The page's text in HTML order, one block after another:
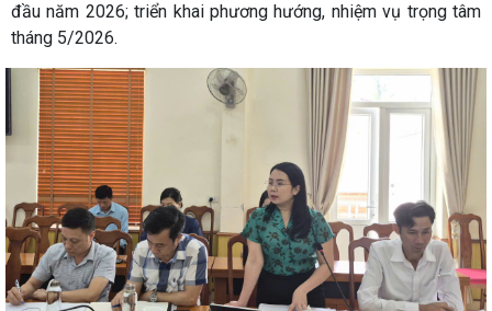
đầu năm 2026; triển khai phương hướng, nhiệm vụ trọng tâm
tháng 5/2026.